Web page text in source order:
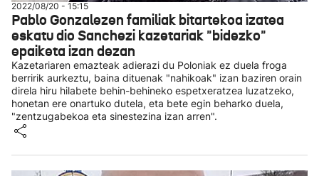
2022/08/20 - 15:15
Pablo Gonzalezen familiak bitartekoa izatea
eskatu dio Sanchezi kazetariak "bidezko"
epaiketa izan dezan
Kazetariaren emazteak adierazi du Poloniak ez duela froga
berririk aurkeztu, baina dituenak "nahikoak" izan baziren orain
direla hiru hilabete behin-behineko espetxeratzea luzatzeko,
honetan ere onartuko dutela, eta bete egin beharko duela,
"zentzugabekoa eta sinestezina izan arren".